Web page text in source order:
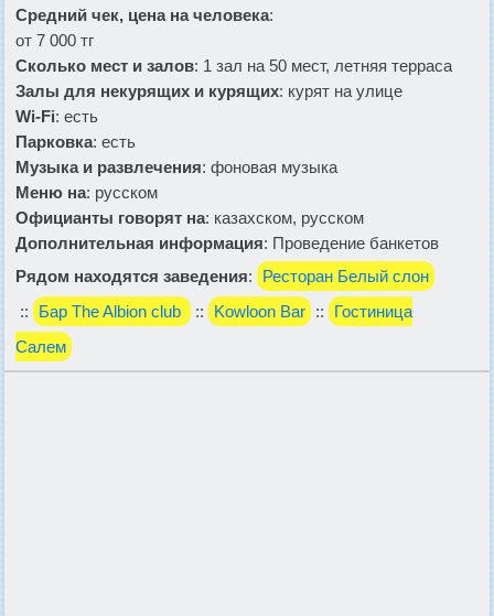
Средний чек, цена на человека:
от 7 000 тг
Сколько мест и залов: 1 зал на 50 мест, летняя терраса
Залы для некурящих и курящих: курят на улице
Wi-Fi: есть
Парковка: есть
Музыка и развлечения: фоновая музыка
Меню на: русском
Официанты говорят на: казахском, русском
Дополнительная информация: Проведение банкетов
Рядом находятся заведения:
Ресторан Белый слон
::
Бар The Albion club :: Kowloon Bar ::
Гостиница
Салем